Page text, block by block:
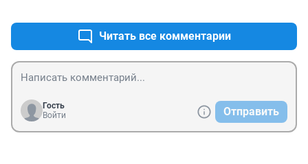
Читать все комментарии
Гость
Войти
Отправить